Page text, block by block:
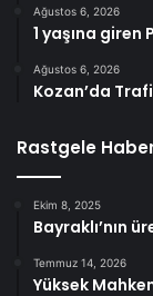
Ağustos 6, 2026
1 yaşına giren
Ağustos 6, 2026
Kozan’da
Rastgele
Ekim 8, 2025
Bayraklı’nın
Temmuz 14, 2026
Yüksek